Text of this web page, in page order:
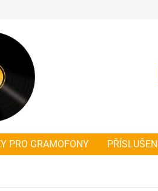
PRO GRAMOFONY